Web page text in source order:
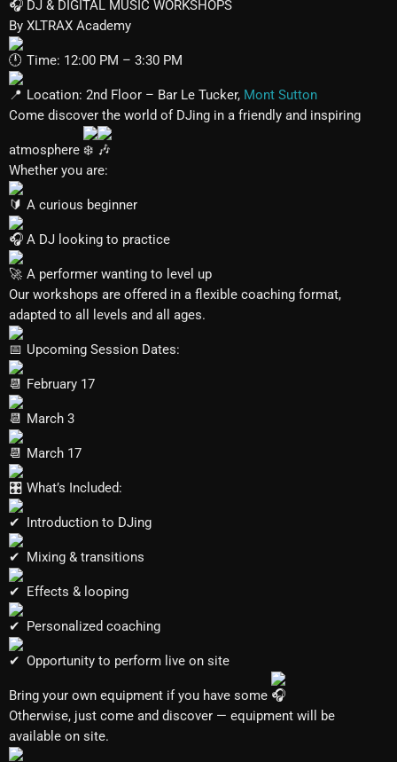
DJ & DIGITAL MUSIC WORKSHOPS
By XLTRAX Academy
Time: 12:00 PM – 3:30 PM
Location: 2nd Floor – Bar Le Tucker, Mont Sutton
Come discover the world of DJing in a friendly and inspiring
atmosphere
Whether you are:
A curious beginner
A DJ looking to practice
A performer wanting to level up
Our workshops are offered in a flexible coaching format,
adapted to all levels and all ages.
Upcoming Session Dates:
February 17
March 3
March 17
What’s Included:
Introduction to DJing
Mixing & transitions
Effects & looping
Personalized coaching
Opportunity to perform live on site
Bring your own equipment if you have some
Otherwise, just come and discover — equipment will be
available on site.